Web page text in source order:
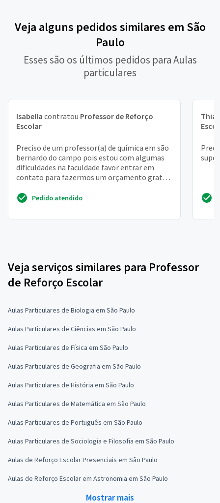
Veja alguns pedidos similares em São
Paulo
Esses são os últimos pedidos para Aulas
particulares
Isabella contratou Professor de Reforço
Escolar
Preciso de um professor(a) de química em são
bernardo do campo pois estou com algumas
dificuldades na faculdade favor entrar em
contato para fazermos um orçamento grata
Pedido atendido
Veja serviços similares para Professor
de Reforço Escolar
Aulas Particulares de Biologia em São Paulo
Aulas Particulares de Ciências em São Paulo
Aulas Particulares de Física em São Paulo
Aulas Particulares de Geografia em São Paulo
Aulas Particulares de História em São Paulo
Aulas Particulares de Matemática em São Paulo
Aulas Particulares de Português em São Paulo
Aulas Particulares de Sociologia e Filosofia em São Paulo
Aulas de Reforço Escolar Presenciais em São Paulo
Aulas de Reforço Escolar em Astronomia em São Paulo
Mostrar mais